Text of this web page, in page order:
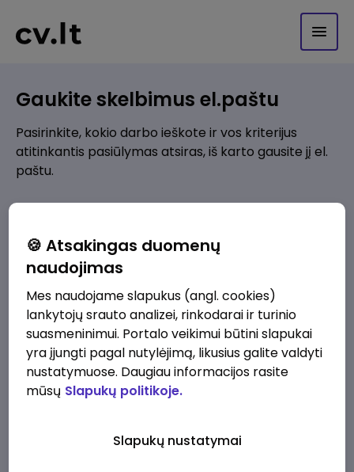
Gaukite skelbimus el.paštu
Pasirinkite, kokio darbo ieškote ir vos kriterijus
atitinkantis pasiūlymas atsiras, iš karto gausite jį el.
paštu.
Pridėti naują
Kokios srities darbo pasiūlymai jus domina?
Pridėti naują
🍪 Atsakingas duomenų
naudojimas
Mes naudojame slapukus (angl. cookies)
lankytojų srauto analizei, rinkodarai ir turinio
suasmeninimui. Portalo veikimui būtini slapukai
yra įjungti pagal nutylėjimą, likusius galite valdyti
nustatymuose. Daugiau informacijos rasite
mūsų Slapukų politikoje.
Slapukų nustatymai